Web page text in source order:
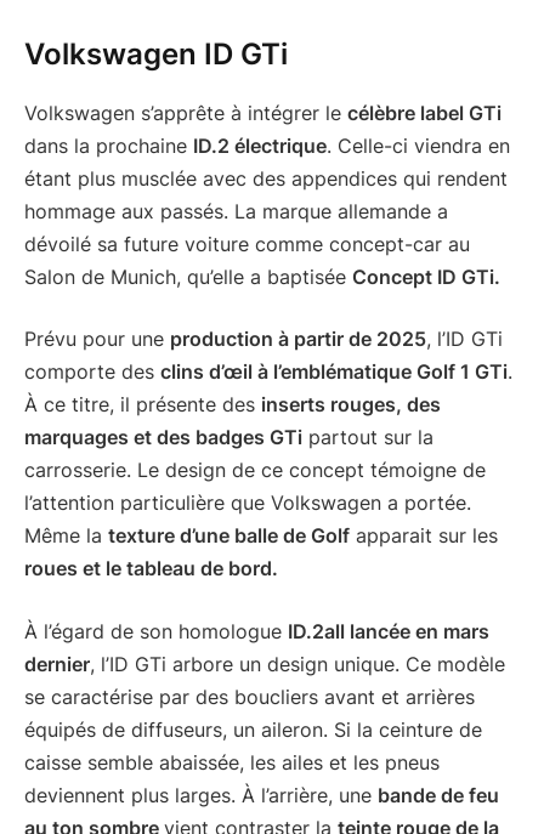
Volkswagen ID GTi
Volkswagen s’apprête à intégrer le célèbre label GTi
dans la prochaine ID.2 électrique. Celle-ci viendra en
étant plus musclée avec des appendices qui rendent
hommage aux passés. La marque allemande a
dévoilé sa future voiture comme concept-car au
Salon de Munich, qu’elle a baptisée Concept ID GTi.
Prévu pour une production à partir de 2025, l’ID GTi
comporte des clins d’œil à l’emblématique Golf 1 GTi.
À ce titre, il présente des inserts rouges, des
marquages et des badges GTi partout sur la
carrosserie. Le design de ce concept témoigne de
l’attention particulière que Volkswagen a portée.
Même la texture d’une balle de Golf apparait sur les
roues et le tableau de bord.
À l’égard de son homologue ID.2all lancée en mars
dernier, l’ID GTi arbore un design unique. Ce modèle
se caractérise par des boucliers avant et arrières
équipés de diffuseurs, un aileron. Si la ceinture de
caisse semble abaissée, les ailes et les pneus
deviennent plus larges. À l’arrière, une bande de feu
au ton sombre vient contraster la teinte rouge de la